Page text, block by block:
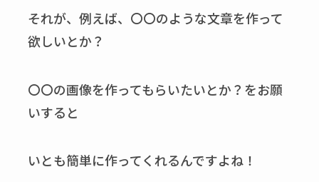
それが、例えば、〇〇のような文章を作って
欲しいとか？
〇〇の画像を作ってもらいたいとか？をお願
いすると
いとも簡単に作ってくれるんですよね！